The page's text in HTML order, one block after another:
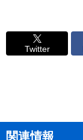
Twitter
関連情報